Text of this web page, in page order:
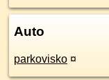
Auto
parkovisko ¤